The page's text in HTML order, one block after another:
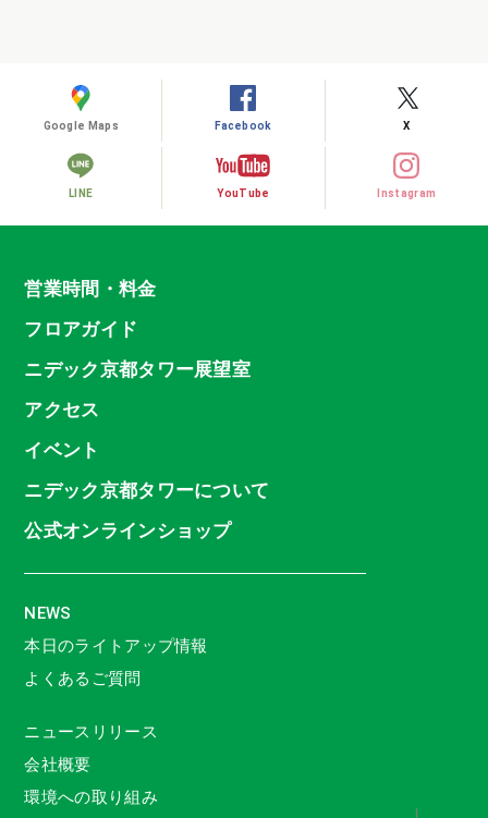
Google Maps Facebook X
LINE YouTube Instagram
営業時間・料金
フロアガイド
ニデック京都タワー展望室
アクセス
イベント
ニデック京都タワーについて
公式オンラインショップ
NEWS
本日のライトアップ情報
よくあるご質問
ニュースリリース
会社概要
環境への取り組み